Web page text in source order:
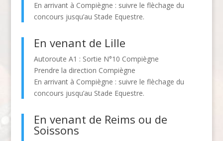
En arrivant à Compiègne : suivre le flèchage du
concours jusqu’au Stade Equestre.
En venant de Lille
Autoroute A1 : Sortie N°10 Compiègne
Prendre la direction Compiègne
En arrivant à Compiègne : suivre le flèchage du
concours jusqu’au Stade Equestre.
En venant de Reims ou de
Soissons